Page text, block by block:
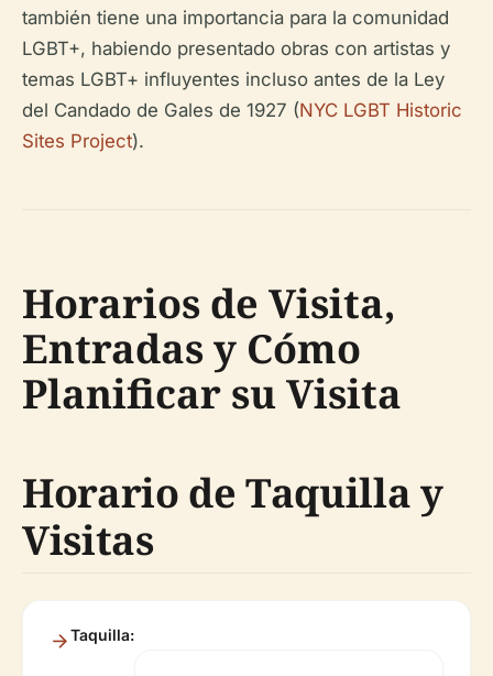
también tiene una importancia para la comunidad
LGBT+, habiendo presentado obras con artistas y
temas LGBT+ influyentes incluso antes de la Ley
del Candado de Gales de 1927 (NYC LGBT Historic
Sites Project).
Horarios de Visita,
Entradas y Cómo
Planificar su Visita
Horario de Taquilla y
Visitas
Taquilla: